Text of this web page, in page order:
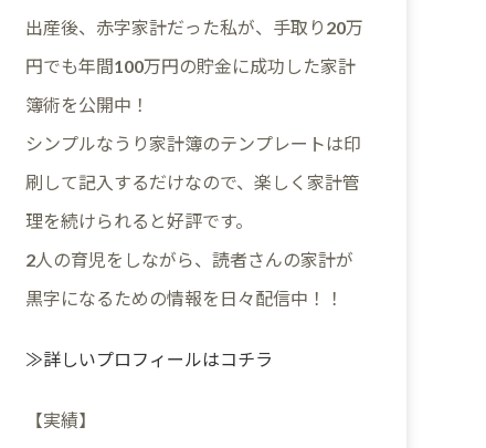
出産後、赤字家計だった私が、手取り20万
円でも年間100万円の貯金に成功した家計
簿術を公開中！
シンプルなうり家計簿のテンプレートは印
刷して記入するだけなので、楽しく家計管
理を続けられると好評です。
2人の育児をしながら、読者さんの家計が
黒字になるための情報を日々配信中！！
≫詳しいプロフィールはコチラ
【実績】